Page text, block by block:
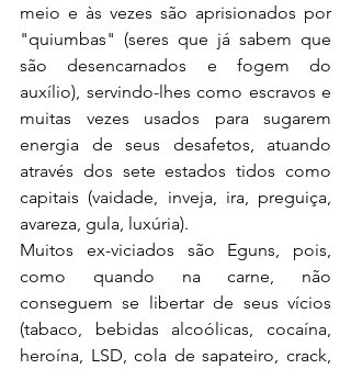
meio e às vezes são aprisionados por
"quiumbas" (seres que já sabem que
são desencarnados e fogem do
auxílio), servindo-lhes como escravos e
muitas vezes usados para sugarem
energia de seus desafetos, atuando
através dos sete estados tidos como
capitais (vaidade, inveja, ira, preguiça,
avareza, gula, luxúria).
Muitos ex-viciados são Eguns, pois,
como quando na carne, não
conseguem se libertar de seus vícios
(tabaco, bebidas alcoólicas, cocaína,
heroína, LSD, cola de sapateiro, crack,